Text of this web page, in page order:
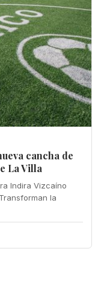
cancha de
La Villa
Indira Vizcaíno
la